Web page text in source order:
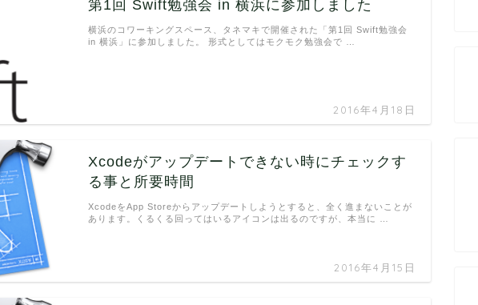
第1回 Swift勉強会 in 横浜に参加しました
2016年4月18日
横浜のコワーキングスペース、タネマキで開催された「第1回 Swift勉強会
in 横浜」に参加しました。 形式としてはモクモク勉強会で …
Xcodeがアップデートできない時にチェックす
る事と所要時間
2016年4月15日
XcodeをApp Storeからアップデートしようとすると、全く進まないことが
あります。くるくる回ってはいるアイコンは出るのですが、本当に …